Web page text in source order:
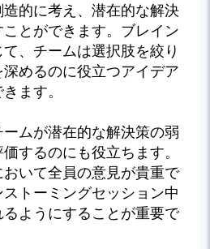
的に考え、潜在的な解決
とができます。ブレイン
、チームは選択肢を絞り
めるのに役立つアイデア
ます。
ムが潜在的な解決策の弱
するのにも役立ちます。
いて全員の意見が貴重で
トーミングセッション中
ようにすることが重要で